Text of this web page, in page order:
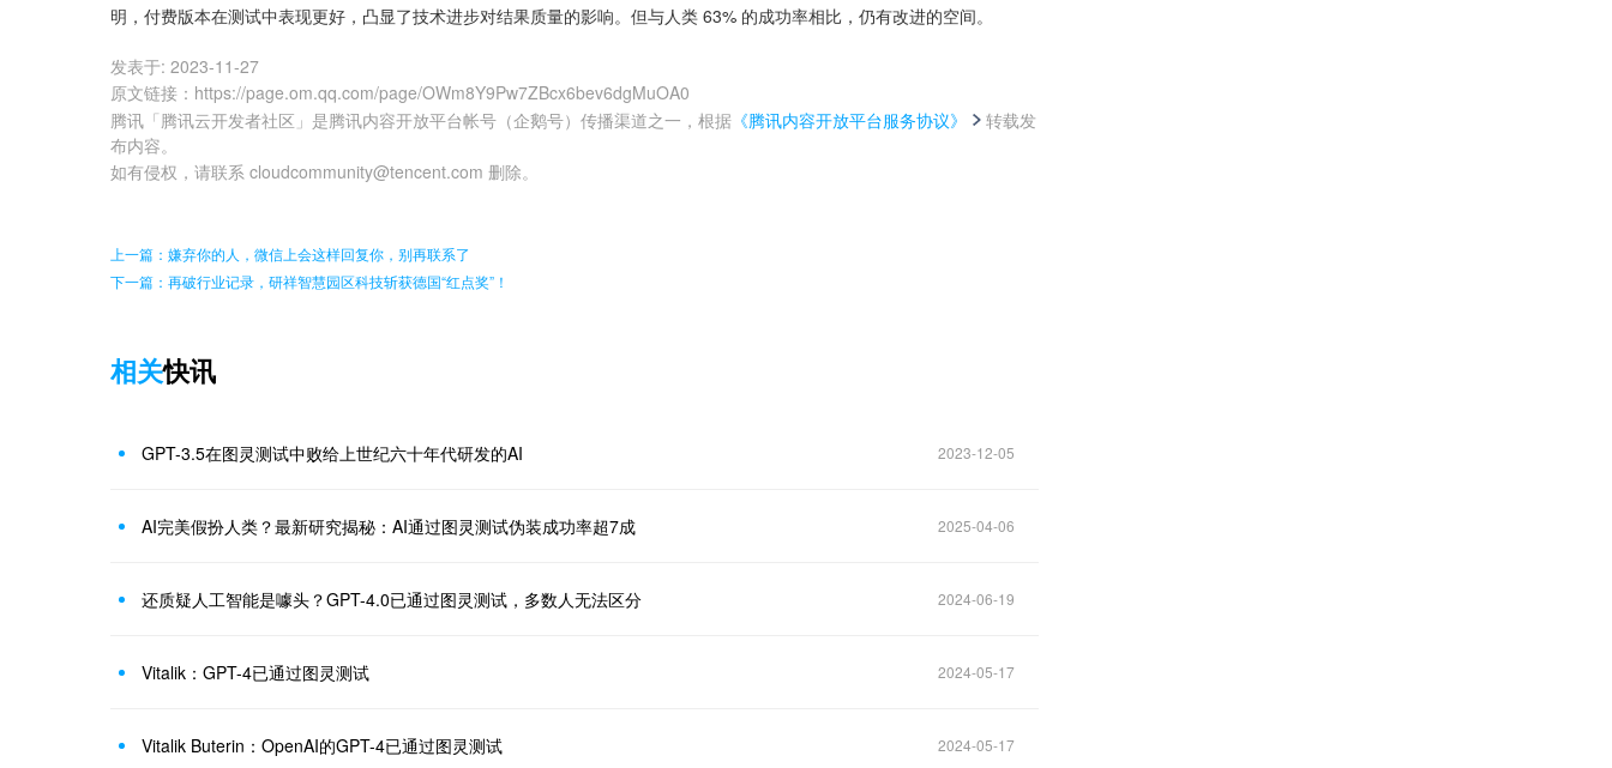
明，付费版本在测试中表现更好，凸显了技术进步对结果质量的影响。但与人类 63% 的成功率相比，仍有改进的空间。
发表于: 2023-11-27
原文链接 ： https://page.om.qq.com/page/OWm8Y9Pw7ZBcx6bev6dgMuOA0
腾讯「腾讯云开发者社区」是腾讯内容开放平台帐号（企鹅号）传播渠道之一，根据 《腾讯内容开放平台服务协议》
转载发
布内容。
如有侵权，请联系 cloudcommunity@tencent.com 删除。
上一篇：嫌弃你的人，微信上会这样回复你，别再联系了
下一篇：再破行业记录，研祥智慧园区科技斩获德国“红点奖”！
相关快讯
GPT-3.5在图灵测试中败给上世纪六十年代研发的AI 2023-12-05
AI完美假扮人类？最新研究揭秘：AI通过图灵测试伪装成功率超7成 2025-04-06
还质疑人工智能是噱头？GPT-4.0已通过图灵测试，多数人无法区分 2024-06-19
Vitalik：GPT-4已通过图灵测试 2024-05-17
Vitalik Buterin：OpenAI的GPT-4已通过图灵测试 2024-05-17